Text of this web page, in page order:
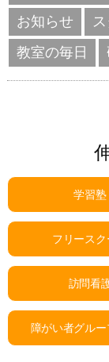
お知らせ
教室の毎日
学習塾
フリースク
訪問看
障がい者グル